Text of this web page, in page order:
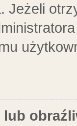
Jeżeli
lub